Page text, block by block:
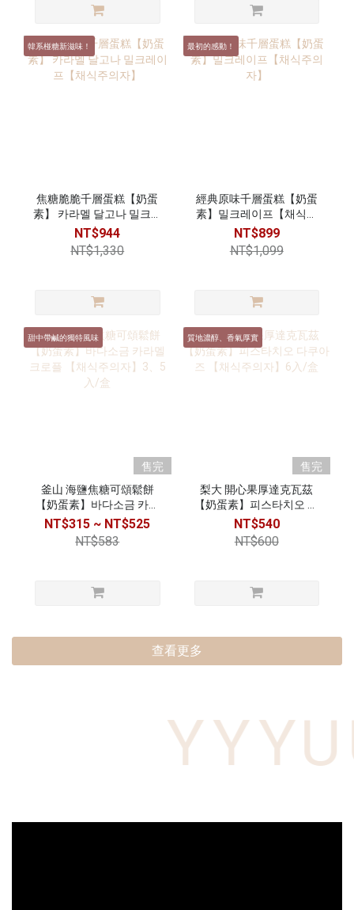
韓系椪糖新滋味！
焦糖脆脆千層蛋糕【奶蛋
素】 카라멜 달고나 밀크레
이프【채식주의자】
NT$944
NT$1,330
最初的感動！
經典原味千層蛋糕【奶蛋
素】밀크레이프【채식주
의자】
NT$899
NT$1,099
甜中帶鹹的獨特風味
售完
釜山 海鹽焦糖可頌鬆餅
【奶蛋素】바다소금 카라
멜 크로플 【채식주의자】
3、5入/盒
NT$315 ~ NT$525
NT$583
質地濃醇、香氣厚實
售完
梨大 開心果厚達克瓦茲
【奶蛋素】피스타치오 다
쿠아즈 【채식주의자】6
入/盒
NT$540
NT$600
查看更多